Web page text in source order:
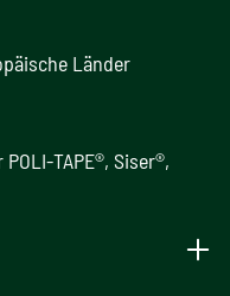
Länder
TAPE®, Siser®,